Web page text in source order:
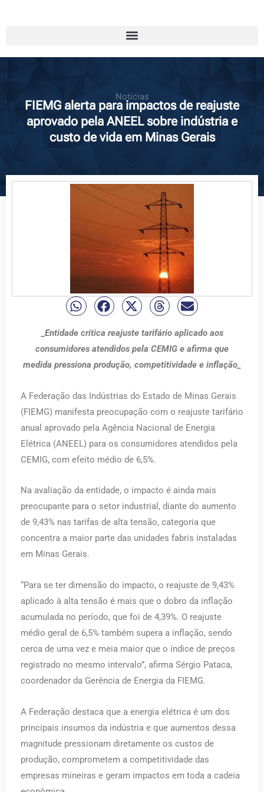
Notícias
FIEMG alerta para impactos de reajuste
aprovado pela ANEEL sobre indústria e
custo de vida em Minas Gerais
_Entidade critica reajuste tarifário aplicado aos
consumidores atendidos pela CEMIG e afirma que
medida pressiona produção, competitividade e inflação_
A Federação das Indústrias do Estado de Minas Gerais
(FIEMG) manifesta preocupação com o reajuste tarifário
anual aprovado pela Agência Nacional de Energia
Elétrica (ANEEL) para os consumidores atendidos pela
CEMIG, com efeito médio de 6,5%.
Na avaliação da entidade, o impacto é ainda mais
preocupante para o setor industrial, diante do aumento
de 9,43% nas tarifas de alta tensão, categoria que
concentra a maior parte das unidades fabris instaladas
em Minas Gerais.
“Para se ter dimensão do impacto, o reajuste de 9,43%
aplicado à alta tensão é mais que o dobro da inflação
acumulada no período, que foi de 4,39%. O reajuste
médio geral de 6,5% também supera a inflação, sendo
cerca de uma vez e meia maior que o índice de preços
registrado no mesmo intervalo”, afirma Sérgio Pataca,
coordenador da Gerência de Energia da FIEMG.
A Federação destaca que a energia elétrica é um dos
principais insumos da indústria e que aumentos dessa
magnitude pressionam diretamente os custos de
produção, comprometem a competitividade das
empresas mineiras e geram impactos em toda a cadeia